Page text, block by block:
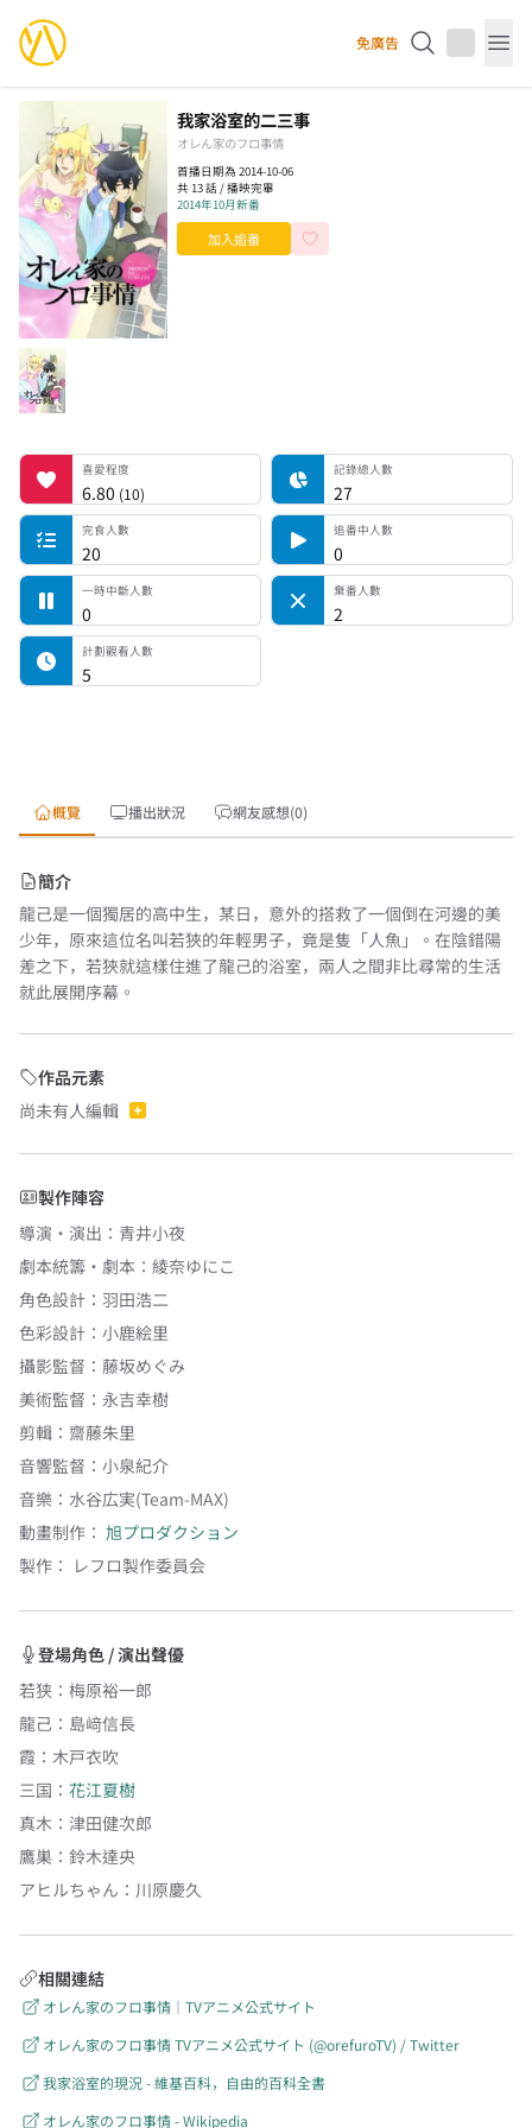
YourAnimes 你的動畫 免廣告
我家浴室的二三事
オレん家のフロ事情
首播日期為 2014-10-06
共 13 話 / 播映完畢
2014年10月新番
加入追番
喜愛程度喜愛程度
6.80 (10)
記錄總人數 記錄總人數
27
完食人數
完食人數
20
追番中人數
追番中人數
0
一時中斷人數
一時中斷人數
0
棄番人數
棄番人數
2
計劃觀看人數
計劃觀看人數
5
概覽 播出狀況 網友感想(0)
簡介
龍己是一個獨居的高中生，某日，意外的搭救了一個倒在河邊的美
少年，原來這位名叫若狹的年輕男子，竟是隻「人魚」。在陰錯陽
差之下，若狹就這樣住進了龍己的浴室，兩人之間非比尋常的生活
就此展開序幕。
作品元素
尚未有人編輯
製作陣容
導演・演出 ： 青井小夜
劇本統籌・劇本 ： 綾奈ゆにこ
角色設計 ： 羽田浩二
色彩設計 ： 小鹿絵里
攝影監督 ： 藤坂めぐみ
美術監督 ： 永吉幸樹
剪輯 ： 齋藤朱里
音響監督 ： 小泉紀介
音樂 ： 水谷広実(Team-MAX)
動畫制作： 旭プロダクション
製作： レフロ製作委員会
登場角色 / 演出聲優
若狭 ： 梅原裕一郎
龍己 ： 島﨑信長
霞 ： 木戸衣吹
三国 ： 花江夏樹
真木 ： 津田健次郎
鷹巣 ： 鈴木達央
アヒルちゃん ： 川原慶久
相關連結
オレん家のフロ事情｜TVアニメ公式サイト
オレん家のフロ事情 TVアニメ公式サイト (@orefuroTV) / Twitter
我家浴室的現況 - 維基百科，自由的百科全書
オレん家のフロ事情 - Wikipedia